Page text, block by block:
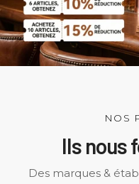
NOS
Ils nous
Des marques &